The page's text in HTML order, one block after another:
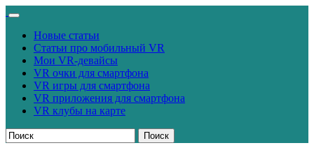
Новые статьи
Статьи про мобильный VR
Мои VR-девайсы
VR очки для смартфона
VR игры для смартфона
VR приложения для смартфона
VR клубы на карте
Поиск